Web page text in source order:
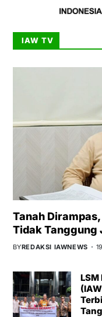
IAW TV
Tanah
Tidak Tanggung
BYREDAKSI IAWNEWS